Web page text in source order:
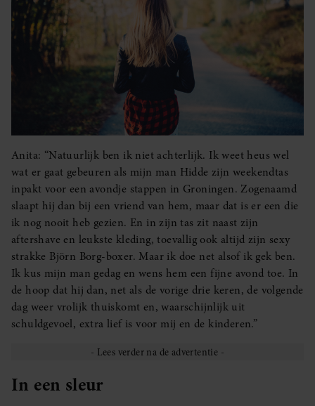
Anita: “Natuurlijk ben ik niet achterlijk. Ik weet heus wel
wat er gaat gebeuren als mijn man Hidde zijn weekendtas
inpakt voor een avondje stappen in Groningen. Zogenaamd
slaapt hij dan bij een vriend van hem, maar dat is er een die
ik nog nooit heb gezien. En in zijn tas zit naast zijn
aftershave en leukste kleding, toevallig ook altijd zijn sexy
strakke Björn Borg-boxer. Maar ik doe net alsof ik gek ben.
Ik kus mijn man gedag en wens hem een fijne avond toe. In
de hoop dat hij dan, net als de vorige drie keren, de volgende
dag weer vrolijk thuiskomt en, waarschijnlijk uit
schuldgevoel, extra lief is voor mij en de kinderen.”
In een sleur